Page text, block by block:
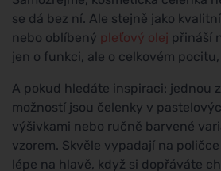
se dá bez ní. Ale stejně jako kvalitní
nebo oblíbený pleťový olej přináší
jen o funkci, ale o celkovém
A pokud hledáte inspiraci: jednou
možností jsou čelenky v
výšivkami nebo ručně barvené
vzorem. Skvěle vypadají na
lépe na hlavě, když si dopřáváte